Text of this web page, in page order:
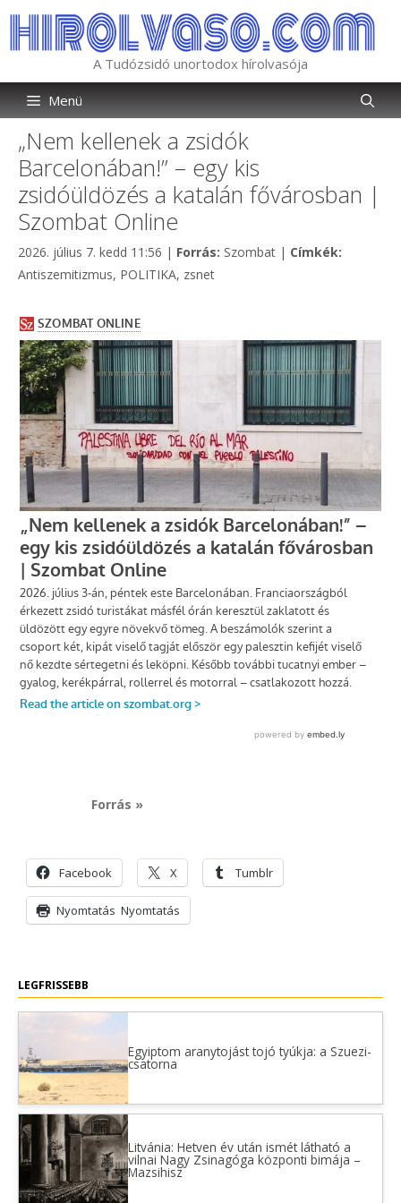
tartalomba
A Tudózsidó unortodox hírolvasója
Menü
„Nem kellenek a zsidók
Barcelonában!” – egy kis
zsidóüldözés a katalán fővárosban |
Szombat Online
2026. július 7. kedd 11:56 | Forrás: Kategória
Szombat | Címkék:
Antiszemitizmus, POLITIKA, zsnet
Forrás »
Facebook X Tumblr
Nyomtatás Nyomtatás
LEGFRISSEBB
Egyiptom aranytojást tojó tyúkja: a Szuezi-
csatorna
Litvánia: Hetven év után ismét látható a
vilnai Nagy Zsinagóga központi bimája –
Mazsihisz